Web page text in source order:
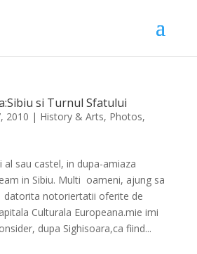
si Turnul Sfatului
2010 | History & Arts, Photos,
al sau castel, in dupa-amiaza
in Sibiu. Multi oameni, ajung sa
datorita notoriertatii oferite de
Culturala Europeana.mie imi
dupa Sighisoara,ca fiind...